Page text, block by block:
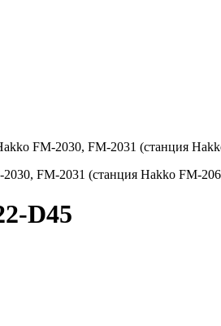
FM-2030, FM-2031 (станция
FM-2031 (станция Hakko FM-
D45